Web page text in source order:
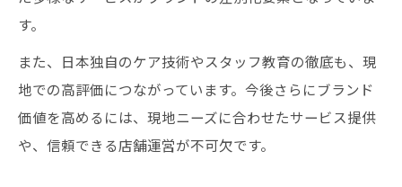
す。
また、日本独自のケア技術やスタッフ教育の徹底も、現
地での高評価につながっています。今後さらにブランド
価値を高めるには、現地ニーズに合わせたサービス提供
や、信頼できる店舗運営が不可欠です。